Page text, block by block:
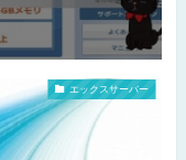
エックスサーバー